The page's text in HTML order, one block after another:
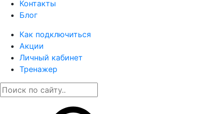
Контакты
Блог
Как подключиться
Акции
Личный кабинет
Тренажер